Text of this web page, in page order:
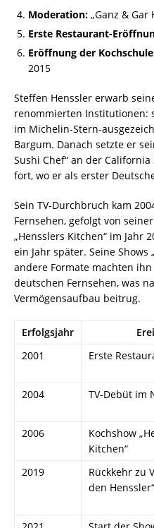
Moderation: „Ganz & Gar
Erste Restaurant-
Eröffnung der
2015
Steffen Henssler erwarb
renommierten Institutionen:
im Michelin-Stern-
Bargum. Danach setzte er
Sushi Chef“ an der
fort, wo er als erster
Sein TV-Durchbruch kam
Fernsehen, gefolgt von
„Hensslers Kitchen“ im Jahr
ein Jahr später. Seine Shows
andere Formate machten
deutschen Fernsehen, was
Vermögensaufbau beitrug.
Erfolgsjahr
2001
Erste
2004
TV-Debüt im
2006
Kochshow
Kitchen“
2019
Rückkehr zu
den Henssler“